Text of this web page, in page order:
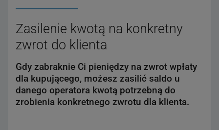
Zasilenie kwotą na konkretny
zwrot do klienta
Gdy zabraknie Ci pieniędzy na zwrot wpłaty
dla kupującego, możesz zasilić saldo u
danego operatora kwotą potrzebną do
zrobienia konkretnego zwrotu dla klienta.